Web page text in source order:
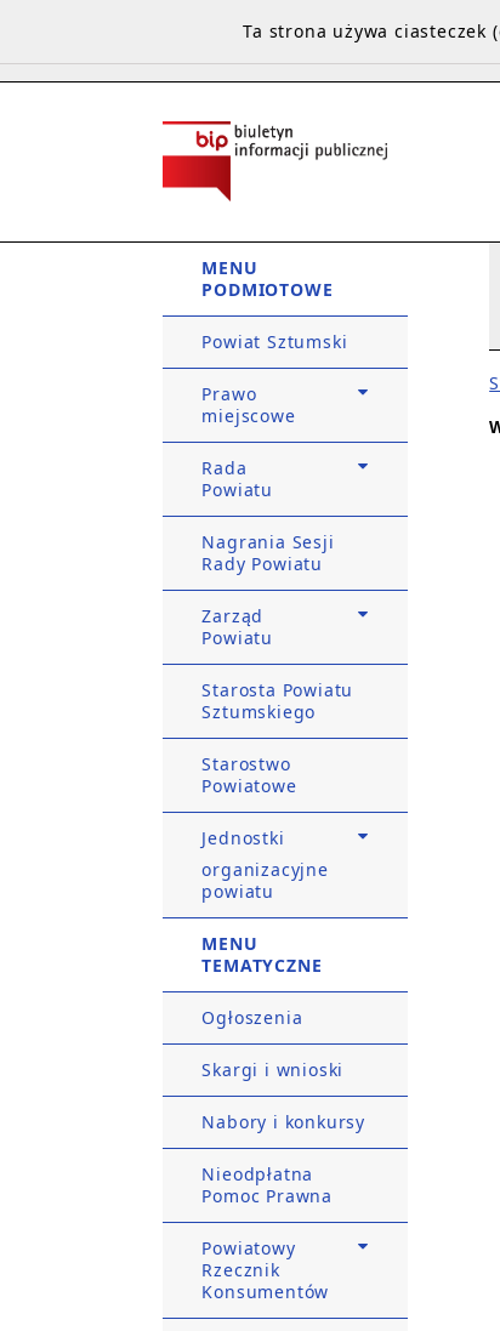
MENU
PODMIOTOWE
Powiat Sztumski
Prawo
miejscowe
Rada
Powiatu
Nagrania Sesji
Rady Powiatu
Zarząd
Powiatu
Starosta Powiatu
Sztumskiego
Starostwo
Powiatowe
Jednostki
organizacyjne
powiatu
MENU
TEMATYCZNE
Ogłoszenia
Skargi i wnioski
Nabory i konkursy
Nieodpłatna
Pomoc Prawna
Powiatowy
Rzecznik
Konsumentów
Ta strona używa ciasteczek